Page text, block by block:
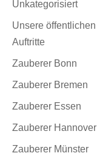
Unkategorisiert
Unsere öffentlichen
Auftritte
Zauberer Bonn
Zauberer Bremen
Zauberer Essen
Zauberer Hannover
Zauberer Münster